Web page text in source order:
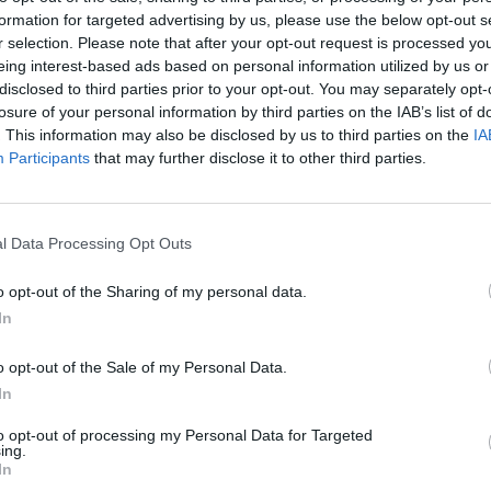
for targeted advertising by us, please use the below opt-out
selection. Please note that after your opt-out request is processed
interest-based ads based on personal information utilized by us
to third parties prior to your opt-out. You may separately
of your personal information by third parties on the IAB’s list of
This information may also be disclosed by us to third parties on the
Participants that may further disclose it to other third parties.
Data Processing Opt Outs
opt-out of the Sharing of my personal data.
opt-out of the Sale of my Personal Data.
opt-out of processing my Personal Data for Targeted
Toporagne·Donne VS Donne ·Donne ·Sensibilità·Carattere
Patella :Che sarà mai una toporagna???